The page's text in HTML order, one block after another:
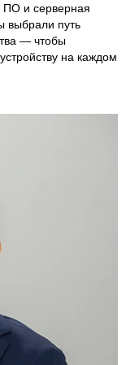
ПО и серверная
выбрали путь
— чтобы
на каждом